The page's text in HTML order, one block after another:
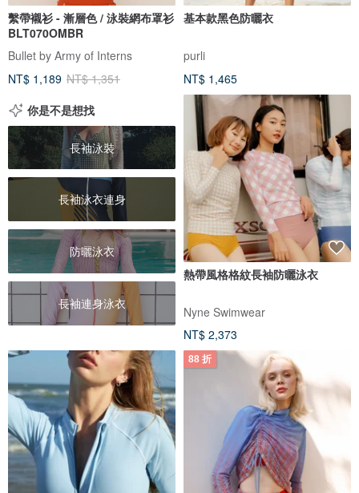
繫帶襯衫 - 漸層色 / 泳裝網布罩衫
BLT070OMBR
Bullet by Army of Interns
NT$ 1,189 NT$ 1,351
基本款黑色防曬衣
purli
NT$ 1,465
你是不是想找
長袖泳裝
長袖泳衣連身
防曬泳衣
長袖連身泳衣
熱帶風格格紋長袖防曬泳衣
Nyne Swimwear
NT$ 2,373
88 折